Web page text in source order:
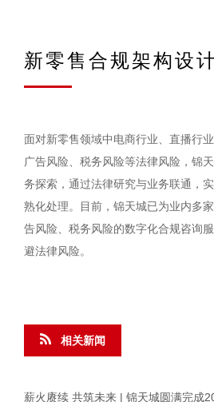
新零售合规架构设
面对新零售领域中电商行业、直播行
广告风险、税务风险等法律风险，锦
务探索，通过法律研究与业务联通，
熟化处理。目前，锦天城已为业内多
告风险、税务风险的数字化合规咨询
避法律风险。
相关新闻
薪火赓续 共筑未来 | 锦天城圆满完成